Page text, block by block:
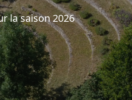
la saison2026